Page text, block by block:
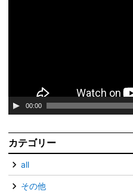
00:00
カテゴリー
all
その他